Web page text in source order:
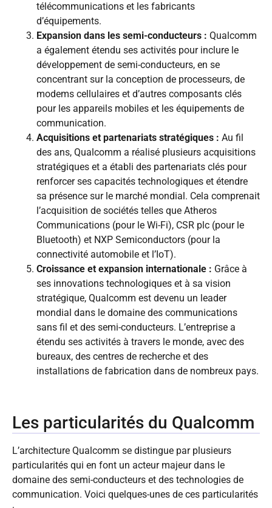
télécommunications et les fabricants
d’équipements.
Expansion dans les semi-conducteurs : Qualcomm
a également étendu ses activités pour inclure le
développement de semi-conducteurs, en se
concentrant sur la conception de processeurs, de
modems cellulaires et d’autres composants clés
pour les appareils mobiles et les équipements de
communication.
Acquisitions et partenariats stratégiques : Au fil
des ans, Qualcomm a réalisé plusieurs acquisitions
stratégiques et a établi des partenariats clés pour
renforcer ses capacités technologiques et étendre
sa présence sur le marché mondial. Cela comprenait
l’acquisition de sociétés telles que Atheros
Communications (pour le Wi-Fi), CSR plc (pour le
Bluetooth) et NXP Semiconductors (pour la
connectivité automobile et l’IoT).
Croissance et expansion internationale : Grâce à
ses innovations technologiques et à sa vision
stratégique, Qualcomm est devenu un leader
mondial dans le domaine des communications
sans fil et des semi-conducteurs. L’entreprise a
étendu ses activités à travers le monde, avec des
bureaux, des centres de recherche et des
installations de fabrication dans de nombreux pays.
Les particularités du Qualcomm
L’architecture Qualcomm se distingue par plusieurs
particularités qui en font un acteur majeur dans le
domaine des semi-conducteurs et des technologies de
communication. Voici quelques-unes de ces particularités